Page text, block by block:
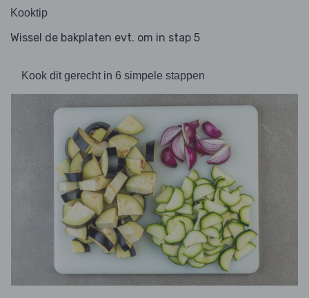
Kooktip
Wissel de bakplaten evt. om in stap 5
Kook dit gerecht in 6 simpele stappen